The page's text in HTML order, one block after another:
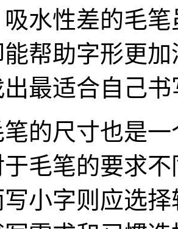
水性差的毛
帮助字形更
最适合自己
的尺寸也是
毛笔的要求
小字则应选